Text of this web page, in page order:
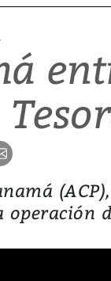
operación